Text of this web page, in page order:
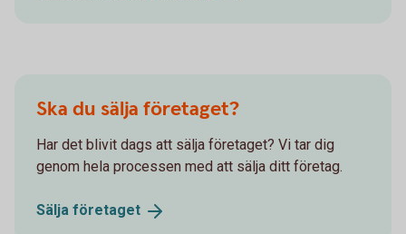
Ska du sälja företaget?
Har det blivit dags att sälja företaget? Vi tar dig
genom hela processen med att sälja ditt företag.
Sälja företaget